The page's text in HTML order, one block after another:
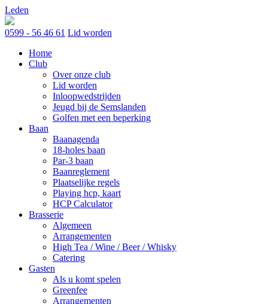
Skip
to
content
Leden
0599 - 56 46 61 Lid worden
Home
Club
Over onze club
Lid worden
Inloopwedstrijden
Jeugd bij de Semslanden
Golfen met een beperking
Baan
Baanagenda
18-holes baan
Par-3 baan
Baanreglement
Plaatselijke regels
Playing hcp, kaart
HCP Calculator
Brasserie
Algemeen
Arrangementen
High Tea / Wine / Beer / Whisky
Catering
Gasten
Als u komt spelen
Greenfee
Arrangementen